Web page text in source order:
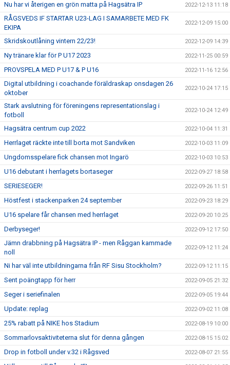
Nu har vi återigen en grön matta på Hagsätra IP 2022-12-13 11:18
RÅGSVEDS IF STARTAR U23-LAG I SAMARBETE MED FK
EKIPA
2022-12-09 15:00
Skridskoutlåning vintern 22/23! 2022-12-09 14:39
Ny tränare klar för P U17 2023 2022-11-25 00:59
PROVSPELA MED P U17 & P U16 2022-11-16 12:56
Digital utbildning i coachande föräldraskap onsdagen 26
oktober
2022-10-24 17:15
Stark avslutning för föreningens representationslag i
fotboll
2022-10-24 12:49
Hagsätra centrum cup 2022 2022-10-04 11:31
Herrlaget räckte inte till borta mot Sandviken 2022-10-03 11:09
Ungdomsspelare fick chansen mot Ingarö 2022-10-03 10:53
U16 debutant i herrlagets bortaseger 2022-09-27 18:58
SERIESEGER! 2022-09-26 11:51
Höstfest i stackenparken 24 september 2022-09-23 18:29
U16 spelare får chansen med herrlaget 2022-09-20 10:25
Derbyseger! 2022-09-12 17:50
Jämn drabbning på Hagsätra IP - men Råggan kammade
noll
2022-09-12 11:24
Ni har väl inte utbildningarna från RF Sisu Stockholm? 2022-09-12 11:15
Sent poängtapp för herr 2022-09-05 21:32
Seger i seriefinalen 2022-09-05 19:44
Update: replag 2022-09-02 11:08
25% rabatt på NIKE hos Stadium 2022-08-19 10:00
Sommarlovsaktiviteterna slut för denna gången 2022-08-15 15:02
Drop in fotboll under v.32 i Rågsved 2022-08-07 21:55